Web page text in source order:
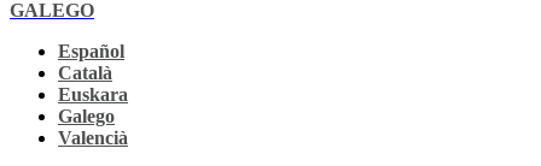
GALEGO
Español
Català
Euskara
Galego
Valencià